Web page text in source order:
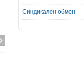
Синдикален обмен